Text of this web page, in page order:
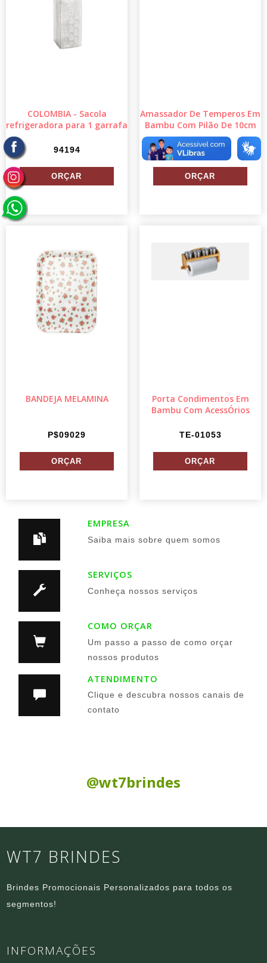
COLOMBIA - Sacola
refrigeradora para 1 garrafa
94194
Amassador De Temperos Em
Bambu Com Pilão De 10cm
TE-00853
BANDEJA MELAMINA
P$09029
Porta Condimentos Em
Bambu Com AcessÓrios
TE-01053
EMPRESA
Saiba mais sobre quem somos
SERVIÇOS
Conheça nossos serviços
COMO ORÇAR
Um passo a passo de como orçar
nossos produtos
ATENDIMENTO
Clique e descubra nossos canais de
contato
@wt7brindes
WT7 BRINDES
Brindes Promocionais Personalizados para todos os
segmentos!
INFORMAÇÕES